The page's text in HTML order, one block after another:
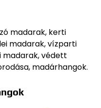
madarak, kerti
madarak, vízparti
madarak, védett
madárhangok.